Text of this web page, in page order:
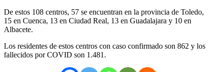
De estos 108 centros, 57 se encuentran en la provincia de Toledo,
15 en Cuenca, 13 en Ciudad Real, 13 en Guadalajara y 10 en
Albacete.
Los residentes de estos centros con caso confirmado son 862 y los
fallecidos por COVID son 1.481.